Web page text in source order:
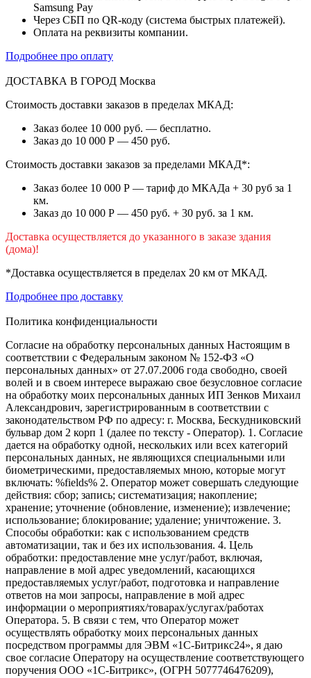
Samsung Pay
Через СБП по QR-коду (система быстрых платежей).
Оплата на реквизиты компании.
Подробнее про оплату
ДОСТАВКА В ГОРОД Москва
Стоимость доставки заказов в пределах МКАД:
Заказ более 10 000 руб. — бесплатно.
Заказ до 10 000 Р — 450 руб.
Стоимость доставки заказов за пределами МКАД*:
Заказ более 10 000 Р — тариф до МКАДа + 30 руб за 1
км.
Заказ до 10 000 Р — 450 руб. + 30 руб. за 1 км.
Доставка осуществляется до указанного в заказе здания
(дома)!
*Доставка осуществляется в пределах 20 км от МКАД.
Подробнее про доставку
Политика конфиденциальности
Согласие на обработку персональных данных Настоящим в
соответствии с Федеральным законом № 152-ФЗ «О
персональных данных» от 27.07.2006 года свободно, своей
волей и в своем интересе выражаю свое безусловное согласие
на обработку моих персональных данных ИП Зенков Михаил
Александрович, зарегистрированным в соответствии с
законодательством РФ по адресу: г. Москва, Бескудниковский
бульвар дом 2 корп 1 (далее по тексту - Оператор). 1. Согласие
дается на обработку одной, нескольких или всех категорий
персональных данных, не являющихся специальными или
биометрическими, предоставляемых мною, которые могут
включать: %fields% 2. Оператор может совершать следующие
действия: сбор; запись; систематизация; накопление;
хранение; уточнение (обновление, изменение); извлечение;
использование; блокирование; удаление; уничтожение. 3.
Способы обработки: как с использованием средств
автоматизации, так и без их использования. 4. Цель
обработки: предоставление мне услуг/работ, включая,
направление в мой адрес уведомлений, касающихся
предоставляемых услуг/работ, подготовка и направление
ответов на мои запросы, направление в мой адрес
информации о мероприятиях/товарах/услугах/работах
Оператора. 5. В связи с тем, что Оператор может
осуществлять обработку моих персональных данных
посредством программы для ЭВМ «1С-Битрикс24», я даю
свое согласие Оператору на осуществление соответствующего
поручения ООО «1С-Битрикс», (ОГРН 5077746476209),